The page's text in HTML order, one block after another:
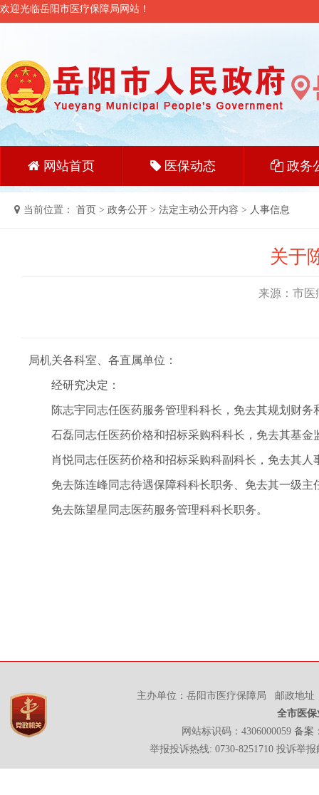
欢迎光临岳阳市医疗保障局网站！
网站首页 医保动态 政务
当前位置： 首页 > 政务公开 > 法定主动公开内容 > 人事信息
关于
来源：市医
局机关各科室、各直属单位：
经研究决定：
陈志宇同志任医药服务管理科科长，免去其规划财务
石磊同志任医药价格和招标采购科科长，免去其基金
肖悦同志任医药价格和招标采购科副科长，免去其人
免去陈连峰同志待遇保障科科长职务、免去其一级主
免去陈望星同志医药服务管理科科长职务。
主办单位：岳阳市医疗保障局 邮政地址
全市医
网站标识码：4306000059 备案
举报投诉热线: 0730-8251710 投诉举